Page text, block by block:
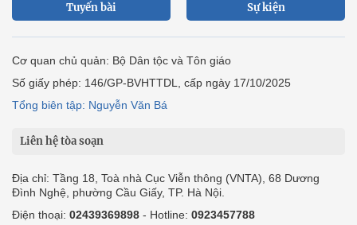
Tuyến bài Sự kiện
Cơ quan chủ quản: Bộ Dân tộc và Tôn giáo
Số giấy phép: 146/GP-BVHTTDL, cấp ngày 17/10/2025
Tổng biên tập: Nguyễn Văn Bá
Liên hệ tòa soạn
Địa chỉ: Tầng 18, Toà nhà Cục Viễn thông (VNTA), 68 Dương
Đình Nghệ, phường Cầu Giấy, TP. Hà Nội.
Điện thoại: 02439369898 - Hotline: 0923457788